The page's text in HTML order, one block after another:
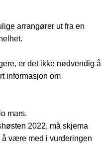
arrangører ut fra en
er det ikke nødvendig å
informasjon om
mars.
2022, må skjema
være med i vurderingen